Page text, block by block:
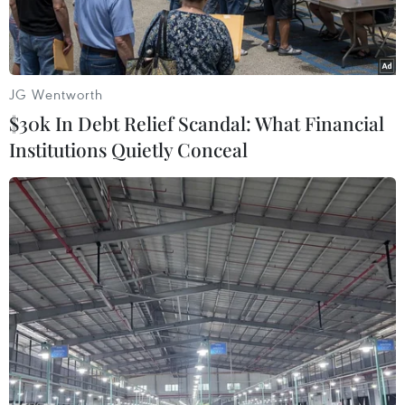
Đại sứ Nguyễn Văn Trung (thứ ba từ trái sang) và Võ sư Sergey
Alekxeevich Sarendo khai mạc Giải thi đấu quốc gia. (Ảnh:
TTXVN phát)
Ngày 17/5, tại thủ đô Minsk (Cộng hòa Belarus),
Liên đoàn Việt Võ Đạo Belarus đã tổ chức Giải
thi đấu quốc gia năm 2026 nhân dịp Nga kỷ
niệm Ngày Chiến thắng phát xít 9/5.
JG Wentworth
$30k In Debt Relief Scandal: What Financial
Institutions Quietly Conceal